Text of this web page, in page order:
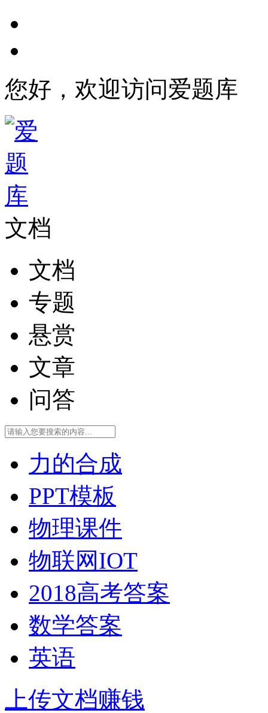
您好，欢迎访问爱题库
文档
文档
专题
悬赏
文章
问答
力的合成
PPT模板
物理课件
物联网IOT
2018高考答案
数学答案
英语
上传文档赚钱